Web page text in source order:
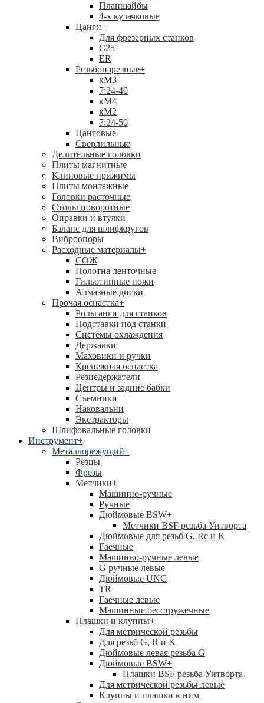
Планшайбы
4-х кулачковые
Цанги+
Для фрезерных станков
С25
ER
Резьбонарезные+
кМ3
7:24-40
кМ4
кМ2
7:24-50
Цанговые
Сверлильные
Делительные головки
Плиты магнитные
Клиновые прижимы
Плиты монтажные
Головки расточные
Столы поворотные
Оправки и втулки
Баланс для шлифкругов
Виброопоры
Расходные материалы+
СОЖ
Полотна ленточные
Гильотинные ножи
Алмазные диски
Прочая оснастка+
Рольганги для станков
Подставки под станки
Системы охлаждения
Державки
Маховики и ручки
Крепежная оснастка
Резцедержатели
Центры и задние бабки
Съемники
Наковальни
Экстракторы
Шлифовальные головки
Инструмент+
Металлорежущий+
Резцы
Фрезы
Метчики+
Машинно-ручные
Ручные
Дюймовые BSW+
Метчики BSF резьба Уитворта
Дюймовые для резьб G, Rc и K
Гаечные
Машинно-ручные левые
G ручные левые
Дюймовые UNC
TR
Гаечные левые
Машинные бесстружечные
Плашки и клуппы+
Для метрической резьбы
Для резьб G, R и K
Дюймовые левая резьба G
Дюймовые BSW+
Плашки BSF резьба Уитворта
Для метрической резьбы левые
Клуппы и плашки к ним